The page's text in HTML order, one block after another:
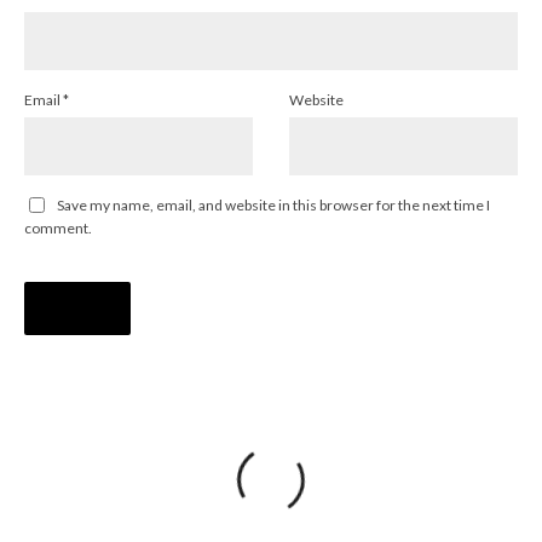
Email * Website
Save my name, email, and website in this browser for the next time I
comment.